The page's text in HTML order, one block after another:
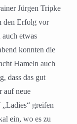
Jürgen Tripke
den Erfolg vor
etwas
konnten die
Hameln auch
dass das gut
auf neue
greifen
ein, wo es zu